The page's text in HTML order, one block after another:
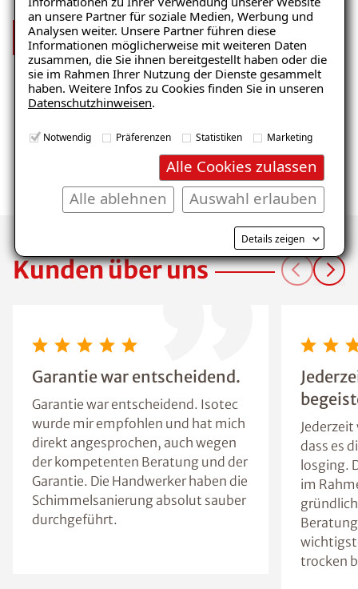
an unsere Partner für soziale Medien, Werbung und
Analysen weiter. Unsere Partner führen diese
Informationen möglicherweise mit weiteren Daten
zusammen, die Sie ihnen bereitgestellt haben oder die
sie im Rahmen Ihrer Nutzung der Dienste gesammelt
haben. Weitere Infos zu Cookies finden Sie in unseren
Datenschutzhinweisen.
Notwendig Präferenzen Statistiken Marketing
Alle Cookies zulassen
Auswahl erlauben
Alle ablehnen
Details zeigen
Mehr über uns
Wir suchen
Dich!
Kunden über uns
Garantie war entscheidend.
Garantie war entscheidend. Isotec
wurde mir empfohlen und hat mich
direkt angesprochen, auch wegen
der kompetenten Beratung und der
Garantie. Die Handwerker haben die
Schimmelsanierung absolut sauber
durchgeführt.
dass es
losging.
im
trocken